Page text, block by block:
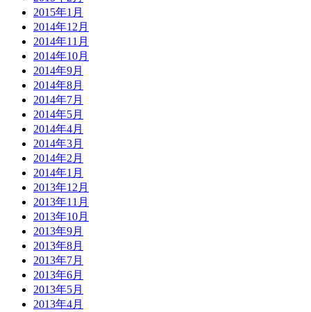
2015年1月
2014年12月
2014年11月
2014年10月
2014年9月
2014年8月
2014年7月
2014年5月
2014年4月
2014年3月
2014年2月
2014年1月
2013年12月
2013年11月
2013年10月
2013年9月
2013年8月
2013年7月
2013年6月
2013年5月
2013年4月